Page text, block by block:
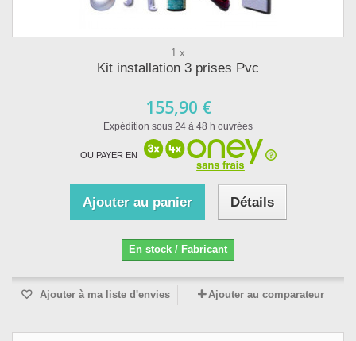
1 x
Kit installation 3 prises Pvc
155,90 €
Expédition sous 24 à 48 h ouvrées
OU PAYER EN
Ajouter au panier Détails
En stock / Fabricant
Ajouter à ma liste d'envies Ajouter au comparateur